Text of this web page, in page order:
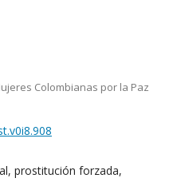
Colombianas por la Paz
prostitución forzada,